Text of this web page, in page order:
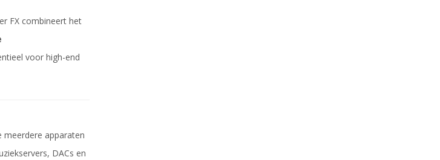
FX combineert het
voor high-end
meerdere apparaten
DACs en